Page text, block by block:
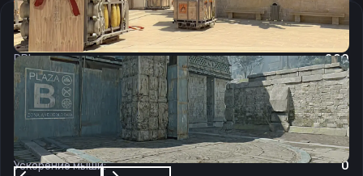
Настройки мыши
DPI:
800
Чувствительность мыши в игре:
0.55
Чувствительность мыши в зуме:
0.88
Чувствительность мыши в Windows:
6/11
Ускорение мыши:
0